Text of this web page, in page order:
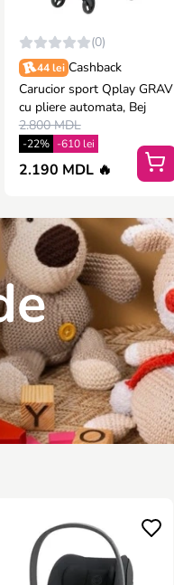
(0)
44 lei Cashback
Carucior sport Qplay GRAV
cu pliere automata, Bej
2.800 MDL
-22% -610 lei
2.190 MDL 🔥